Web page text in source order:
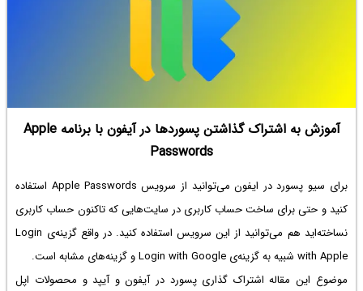
آموزش به اشتراک گذاشتن پسوردها در آیفون با برنامه Apple
Passwords
برای سیو پسورد در ایفون
می‌توانید از سرویس Apple Passwords استفاده
کنید و حتی برای ساخت حساب کاربری در سایت‌هایی که تاکنون حساب کاربری
نساخته‌اید هم می‌توانید از این سرویس استفاده کنید. در واقع گزینه‌ی Login
with Apple شبیه به گزینه‌ی Login with Google و گزینه‌های مشابه است.
موضوع این مقاله اشتراک گذاری پسورد در آیفون و آیپد و محصولات اپل